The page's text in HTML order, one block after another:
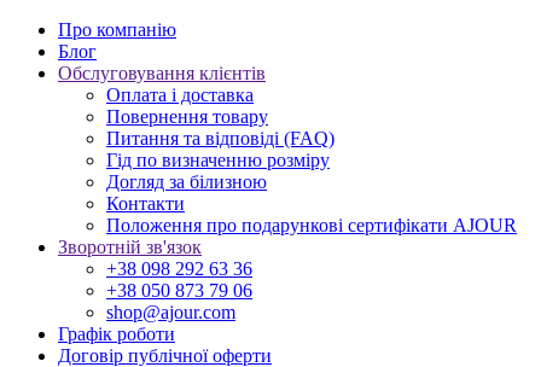
Про компанію
Блог
Обслуговування клієнтів
Оплата і доставка
Повернення товару
Питання та відповіді (FAQ)
Гід по визначенню розміру
Догляд за білизною
Контакти
Положення про подарункові сертифікати AJOUR
Зворотній зв'язок
+38 098 292 63 36
+38 050 873 79 06
shop@ajour.com
Графік роботи
Договір публічної оферти